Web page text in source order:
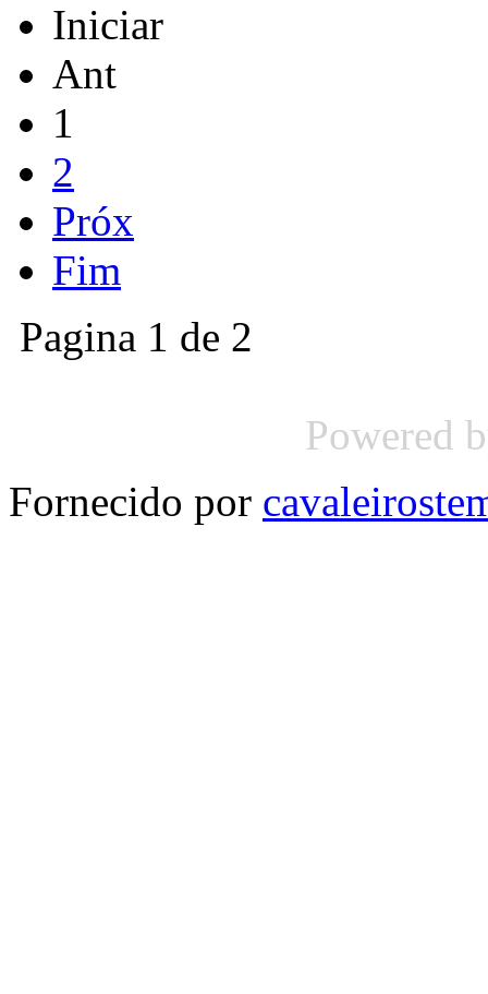
Iniciar
Ant
1
2
Próx
Fim
Pagina 1 de 2
Powered
Fornecido por